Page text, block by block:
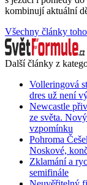
kombinují aktuální
Všechny články
Další články z
Volleringová
dres už není
Newcastle
ze světa.
vzpomínku
Pohroma
Noskové,
Zklamání a
semifinále